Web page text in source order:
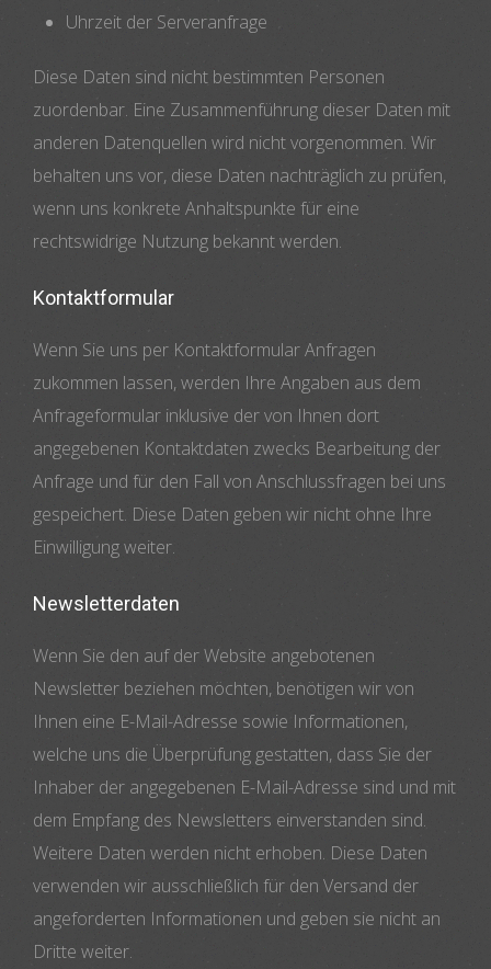
Uhrzeit der Serveranfrage
Diese Daten sind nicht bestimmten Personen
zuordenbar. Eine Zusammenführung dieser Daten mit
anderen Datenquellen wird nicht vorgenommen. Wir
behalten uns vor, diese Daten nachträglich zu prüfen,
wenn uns konkrete Anhaltspunkte für eine
rechtswidrige Nutzung bekannt werden.
Kontaktformular
Wenn Sie uns per Kontaktformular Anfragen
zukommen lassen, werden Ihre Angaben aus dem
Anfrageformular inklusive der von Ihnen dort
angegebenen Kontaktdaten zwecks Bearbeitung der
Anfrage und für den Fall von Anschlussfragen bei uns
gespeichert. Diese Daten geben wir nicht ohne Ihre
Einwilligung weiter.
Newsletterdaten
Wenn Sie den auf der Website angebotenen
Newsletter beziehen möchten, benötigen wir von
Ihnen eine E-Mail-Adresse sowie Informationen,
welche uns die Überprüfung gestatten, dass Sie der
Inhaber der angegebenen E-Mail-Adresse sind und mit
dem Empfang des Newsletters einverstanden sind.
Weitere Daten werden nicht erhoben. Diese Daten
verwenden wir ausschließlich für den Versand der
angeforderten Informationen und geben sie nicht an
Dritte weiter.